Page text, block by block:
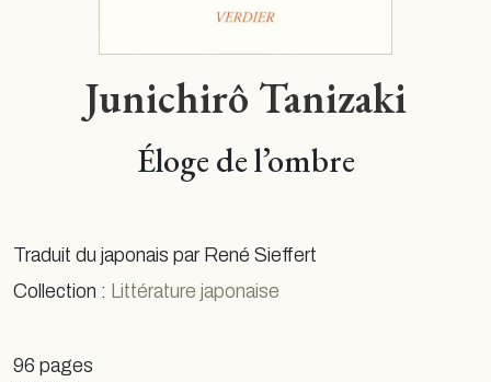
Junichirô Tanizaki
Éloge de l’ombre
Traduit du japonais par René Sieffert
Collection : Littérature japonaise
96 pages